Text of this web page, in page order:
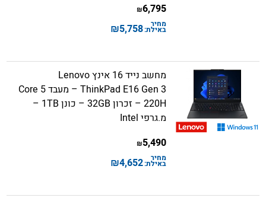
6,795
₪
מחיר
באילת:5,758
₪
מחשב נייד 16 אינץ Lenovo
ThinkPad E16 Gen 3 – מעבד Core 5
220H – זכרון 32GB – כונן 1TB –
מ.גרפי Intel
5,490
₪
מחיר
באילת:4,652
₪